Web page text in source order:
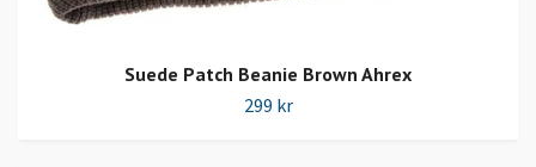
Suede Patch Beanie Brown Ahrex
299 kr